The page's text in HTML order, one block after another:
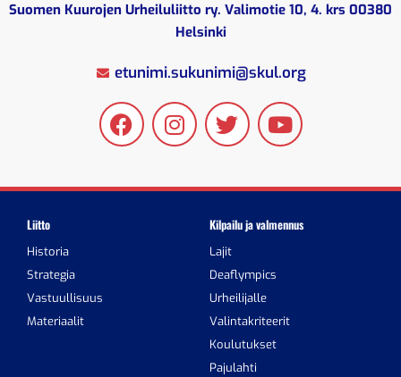
Suomen Kuurojen Urheiluliitto ry. Valimotie 10, 4. krs 00380
Helsinki
etunimi.sukunimi@skul.org
Liitto
Historia
Strategia
Vastuullisuus
Materiaalit
Kilpailu ja valmennus
Lajit
Deaflympics
Urheilijalle
Valintakriteerit
Koulutukset
Pajulahti